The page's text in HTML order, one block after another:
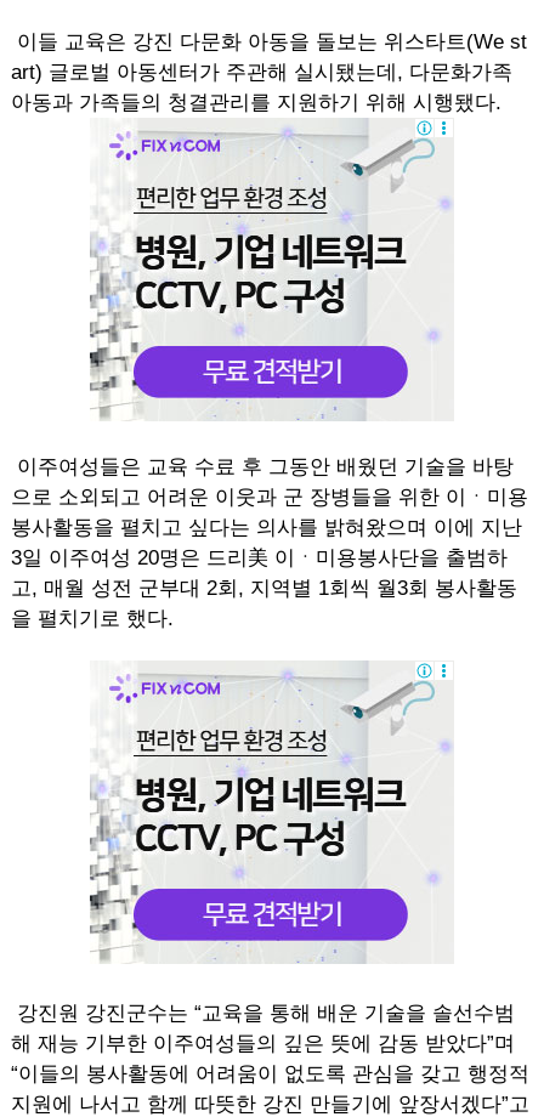
이들 교육은 강진 다문화 아동을 돌보는 위스타트(We st
art) 글로벌 아동센터가 주관해 실시됐는데, 다문화가족
아동과 가족들의 청결관리를 지원하기 위해 시행됐다.
이주여성들은 교육 수료 후 그동안 배웠던 기술을 바탕
으로 소외되고 어려운 이웃과 군 장병들을 위한 이ㆍ미용
봉사활동을 펼치고 싶다는 의사를 밝혀왔으며 이에 지난
3일 이주여성 20명은 드리美 이ㆍ미용봉사단을 출범하
고, 매월 성전 군부대 2회, 지역별 1회씩 월3회 봉사활동
을 펼치기로 했다.
강진원 강진군수는 “교육을 통해 배운 기술을 솔선수범
해 재능 기부한 이주여성들의 깊은 뜻에 감동 받았다”며
“이들의 봉사활동에 어려움이 없도록 관심을 갖고 행정적
지원에 나서고 함께 따뜻한 강진 만들기에 앞장서겠다”고